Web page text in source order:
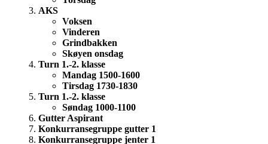
AKS
Voksen
Vinderen
Grindbakken
Skøyen onsdag
Turn 1.-2. klasse
Mandag 1500-1600
Tirsdag 1730-1830
Turn 1.-2. klasse
Søndag 1000-1100
Gutter Aspirant
Konkurransegruppe gutter 1
Konkurransegruppe jenter 1